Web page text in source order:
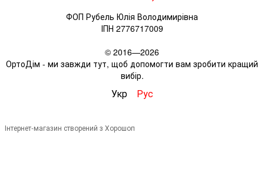
ФОП Рубель Юлія Володимирівна
ІПН 2776717009
© 2016—2026
ОртоДім - ми завжди тут, щоб допомогти вам зробити кращий
вибір.
Укр Рус
Інтернет-магазин створений з Хорошоп